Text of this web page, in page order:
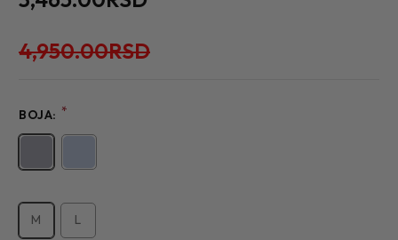
4,950.00RSD
BOJA: *
M L